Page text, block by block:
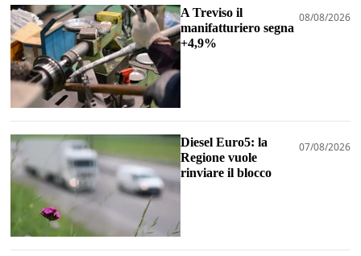
A Treviso il
manifatturiero segna
+4,9%
08/08/2026
Diesel Euro5: la
Regione vuole
rinviare il blocco
07/08/2026